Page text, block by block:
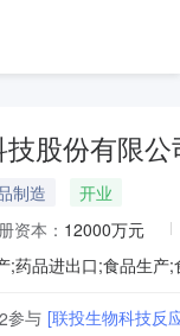
股份有限公
制造
开业
资本： 12000万元
参与 [联投生物科技反